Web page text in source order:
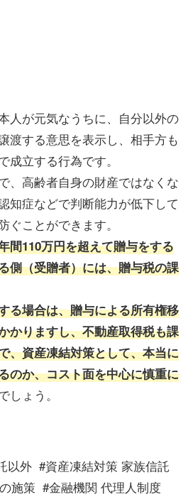
人が元気なうちに、自分以外の
渡する意思を表示し、相手方も
成立する行為です。
、高齢者自身の財産ではなくな
知症などで判断能力が低下して
ぐことができます。
間110万円を超えて贈与をする
側（受贈者）には、贈与税の課
る場合は、贈与による所有権移
かりますし、不動産取得税も課
、資産凍結対策として、本当に
のか、コスト面を中心に慎重に
しょう。
以外 #資産凍結対策 家族信託
施策 #金融機関 代理人制度